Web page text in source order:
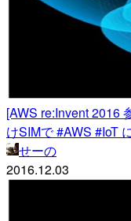
[AWS re:Invent 2016
けSIMで #AWS #IoT
せーの
2016.12.03